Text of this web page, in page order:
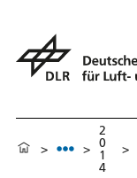
> >
2
0
1
4
>